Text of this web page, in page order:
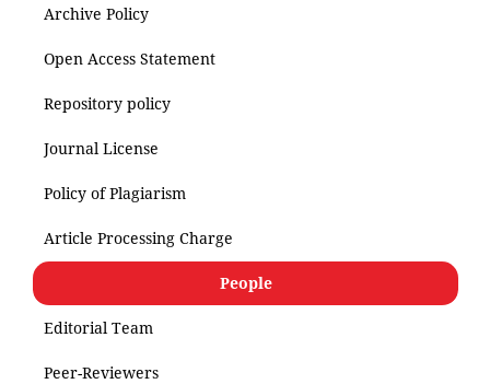
Archive Policy
Open Access Statement
Repository policy
Journal License
Policy of Plagiarism
Article Processing Charge
People
Editorial Team
Peer-Reviewers